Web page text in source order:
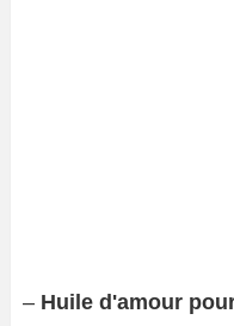
– Huile d'amour